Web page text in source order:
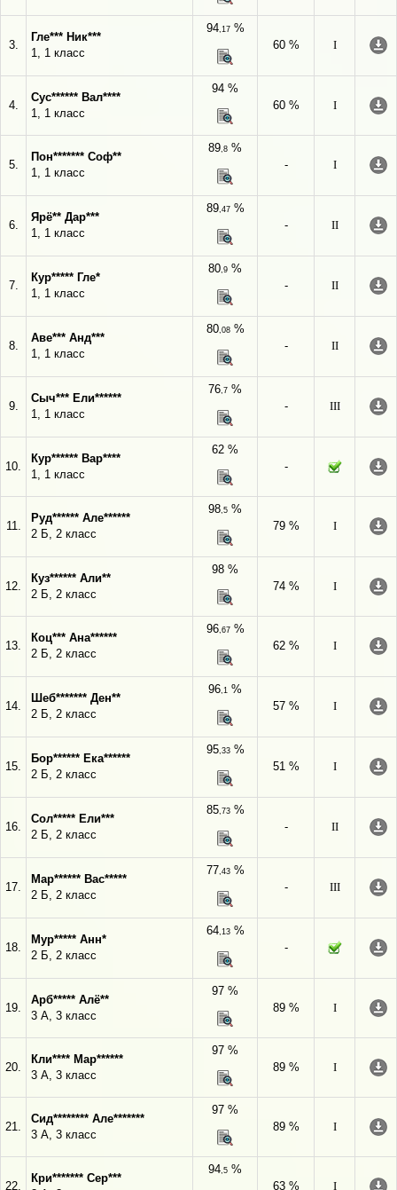
3.
Гле*** Ник***
1, 1 класс
94,17%
60 %
I
4.
Сус****** Вал****
1, 1 класс
94 %
60 %
I
5.
Пон******* Соф**
1, 1 класс
89,8 %
-
I
6.
Ярё** Дар***
1, 1 класс
89,47%
-
II
7.
Кур***** Гле*
1, 1 класс
80,9 %
-
II
8.
Аве*** Анд***
1, 1 класс
80,08%
-
II
9.
Сыч*** Ели******
1, 1 класс
76,7 %
-
III
10.
Кур****** Вар****
1, 1 класс
62 %
-
11.
Руд****** Але******
2 Б, 2 класс
98,5 %
79 %
I
12.
Куз****** Али**
2 Б, 2 класс
98 %
74 %
I
13.
Коц*** Ана******
2 Б, 2 класс
96,67%
62 %
I
14.
Шеб******* Ден**
2 Б, 2 класс
96,1 %
57 %
I
15.
Бор****** Ека******
2 Б, 2 класс
95,33%
51 %
I
16.
Сол***** Ели***
2 Б, 2 класс
85,73%
-
II
17.
Мар****** Вас*****
2 Б, 2 класс
77,43%
-
III
18.
Мур***** Анн*
2 Б, 2 класс
64,13%
-
19.
Арб***** Алё**
3 А, 3 класс
97 %
89 %
I
20.
Кли**** Мар******
3 А, 3 класс
97 %
89 %
I
21.
Сид******** Але*******
3 А, 3 класс
97 %
89 %
I
22.
Кри******* Сер***
94,5 %
63 %
I